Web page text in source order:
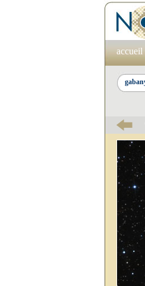
accueil